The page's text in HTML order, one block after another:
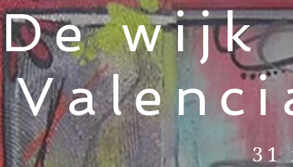
De wijk
31